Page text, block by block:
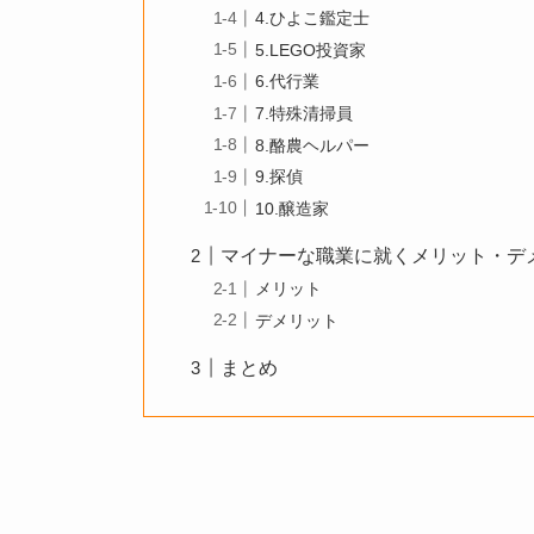
4.ひよこ鑑定士
5.LEGO投資家
6.代行業
7.特殊清掃員
8.酪農ヘルパー
9.探偵
10.醸造家
マイナーな職業に就くメリット・デ
メリット
デメリット
まとめ